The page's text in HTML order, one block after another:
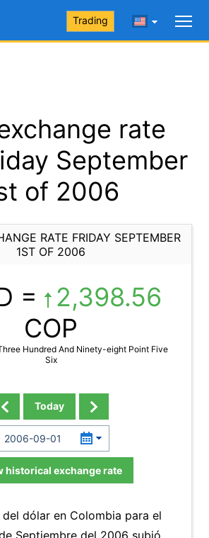
Trading
rate
September
of 2006
RATE FRIDAY SEPTEMBER
1ST OF 2006
=
2,398.56
COP
Hundred And Ninety-eight Point Five
Six
Today
historical exchange rate
dólar en Colombia para el
Septiembre del 2006 subió